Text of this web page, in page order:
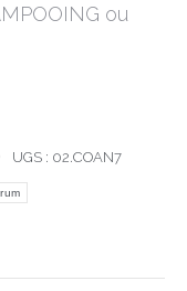
ou
UGS : 02.COAN7